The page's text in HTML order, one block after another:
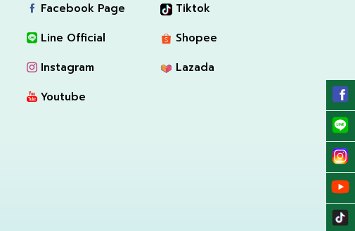
Facebook Page
Line Official
Instagram
Youtube
Tiktok
Shopee
Lazada